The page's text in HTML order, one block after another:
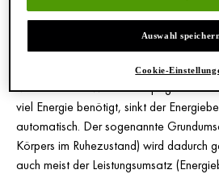
Ursachen für die
Mit dem Alter
Muskelmasse. Während in jungen
viel Energie benötigt, sinkt der
automatisch. Der sogenannte
Körpers im Ruhezustand) wird dadurch
auch meist der Leistungsumsatz
Auswahl
Cookie-